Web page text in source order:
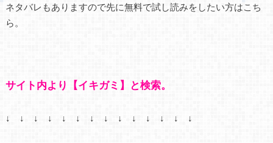
ネタバレもありますので先に無料で試し読みをしたい方はこち
ら。
サイト内より【イキガミ】と検索。
↓ ↓ ↓ ↓ ↓ ↓ ↓ ↓ ↓ ↓ ↓ ↓ ↓ ↓